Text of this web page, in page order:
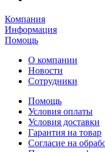
Компания
Информация
Помощь
О компании
Новости
Сотрудники
Помощь
Условия оплаты
Условия доставки
Гарантия на товар
Согласие на